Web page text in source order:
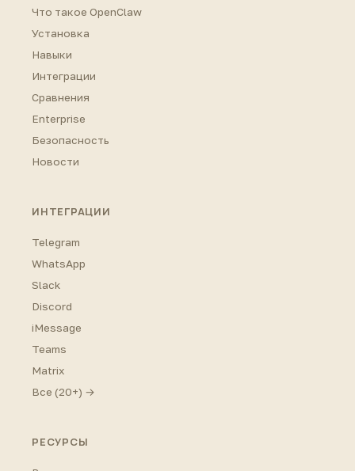
Что такое OpenClaw
Установка
Навыки
Интеграции
Сравнения
Enterprise
Безопасность
Новости
ИНТЕГРАЦИИ
Telegram
WhatsApp
Slack
Discord
iMessage
Teams
Matrix
Все (20+) →
РЕСУРСЫ